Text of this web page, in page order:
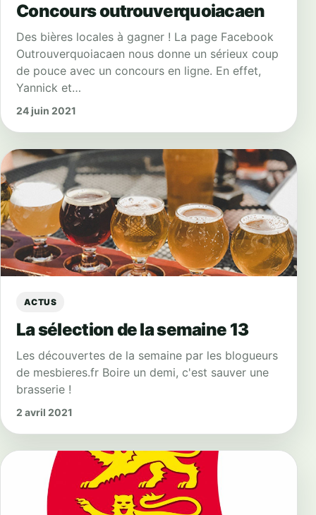
Concours outrouverquoiacaen
Des bières locales à gagner ! La page Facebook
Outrouverquoiacaen nous donne un sérieux coup
de pouce avec un concours en ligne. En effet,
Yannick et…
24 juin 2021
ACTUS
La sélection de la semaine 13
Les découvertes de la semaine par les blogueurs
de mesbieres.fr Boire un demi, c'est sauver une
brasserie !
2 avril 2021